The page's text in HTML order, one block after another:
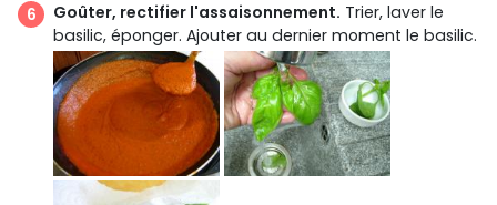
Goûter, rectifier l'assaisonnement. Trier, laver le
basilic, éponger. Ajouter au dernier moment le basilic.